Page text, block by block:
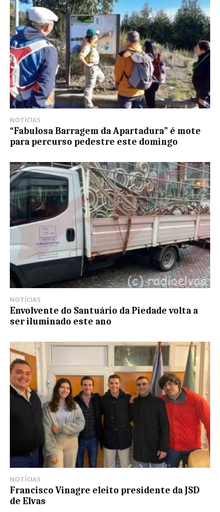
NOTÍCIAS
“Fabulosa Barragem da Apartadura” é mote
para percurso pedestre este domingo
NOTÍCIAS
Envolvente do Santuário da Piedade volta a
ser iluminado este ano
NOTÍCIAS
Francisco Vinagre eleito presidente da JSD
de Elvas